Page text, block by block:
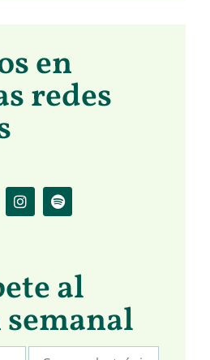
en
redes
al